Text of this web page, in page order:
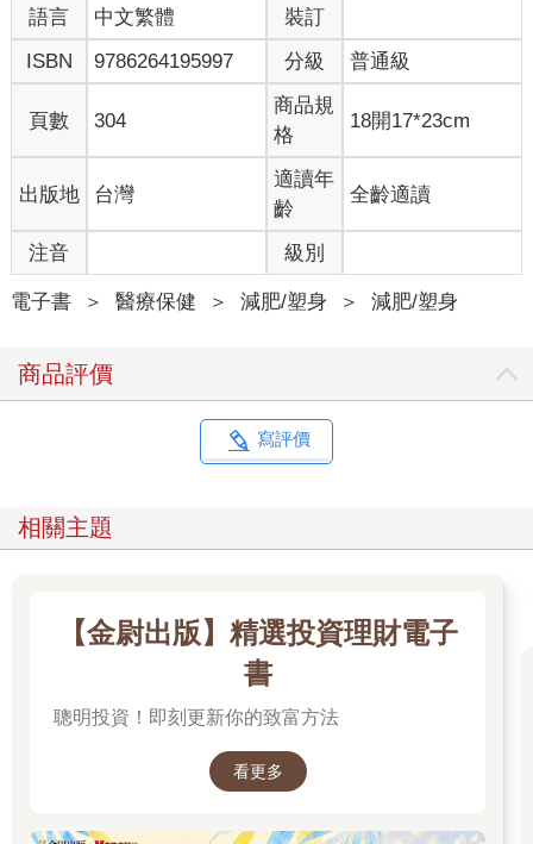
外勞工與辦公室白領面對的「致胖環境」截然不同，這解釋了為
何單純強調「少吃多動」往往徒勞無功。
最令人震撼的是第三章「肥胖後遺症」中的醫學真相：脂肪細胞
不是沉默的旁觀者，它們會釋放激素影響代謝，甚至改變免疫系
統。但這不該成為恐懼的來源--脂肪可以載舟，亦可覆舟。當它在
內臟過度堆積，會成為心血管殺手；但當它儲存於適當部位，卻
是維持體溫、保護器官的天然護甲。正如我在第四章「控制體
重」中所介紹的方法：從心理調適到生酮飲食，從中醫埋線到雕
塑體型，每種方法都是一把鑰匙，關鍵在於找到匹配您體質與生
活的那一把。
身為脂肪領域的研究者與臨床醫師，我始終堅持兩個信念：科學
應有溫度，醫學須存敬畏。1998年，在MD Anderson Cancer
此刻，請暫時拋開「消滅脂肪」的執念。本書不是教您「戰勝」
身體，而是引導您與脂肪展開深度對話。那些困擾您的游泳圈、
蝴蝶袖，或許正訴說著荷爾蒙的失衡、壓力的累積，或是代謝獨
在懂得與它對話的人手中。當我們學會以科學為尺、以同理為
這本書的主要內容是： 脂肪本身就是魔術師，可大可小，無所不
在。其次才是醫師知道如何將脂肪變多或變少，或使用脂肪或脂
肪幹細胞來改善個人的健康及型態！你也想成為脂肪魔術師嗎？
語言 中文繁體
裝訂
ISBN
9786264195997 分級 普通級
頁數 304
商品規
格
18開17*23cm
出版地 台灣
適讀年
齡
全齡適讀
注音 級別
電子書 ＞ 醫療保健 ＞ 減肥/塑身 ＞ 減肥/塑身
商品評價
寫評價
相關主題
【金尉出版】精選投資理財電子
書
聰明投資！即刻更新你的致富方法
看更多